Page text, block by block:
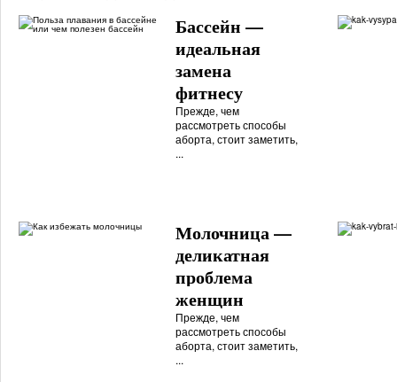
Бассейн —
идеальная
замена
фитнесу
Прежде, чем
рассмотреть способы
аборта, стоит заметить,
...
Молочница —
деликатная
проблема
женщин
Прежде, чем
рассмотреть способы
аборта, стоит заметить,
...